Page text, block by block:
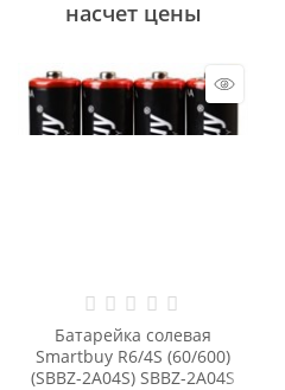
насчет цены
Батарейка солевая
Smartbuy R6/4S (60/600)
(SBBZ-2A04S) SBBZ-2A04S